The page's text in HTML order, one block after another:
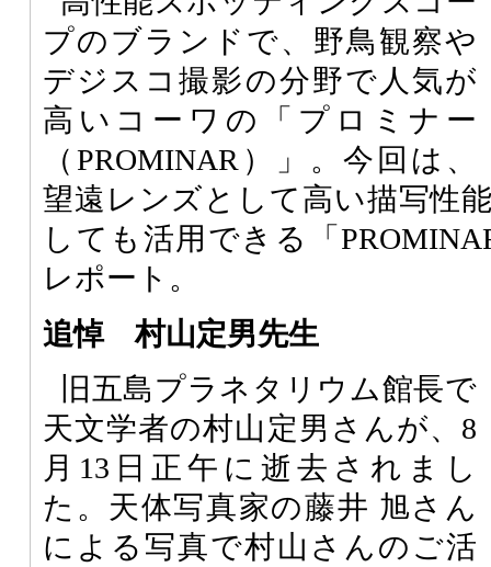
プのブランドで、野鳥観察や
デジスコ撮影の分野で人気が
高いコーワの「プロミナー
（PROMINAR）」。今回は、
望遠レンズとして高い描写性
しても活用できる「
レポート。
追悼 村山定男先生
旧五島プラネタリウム館長で
天文学者の村山定男さんが、8
月13日正午に逝去されまし
た。天体写真家の藤井 旭さん
による写真で村山さんのご活